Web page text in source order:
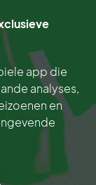
app die
analyses,
en